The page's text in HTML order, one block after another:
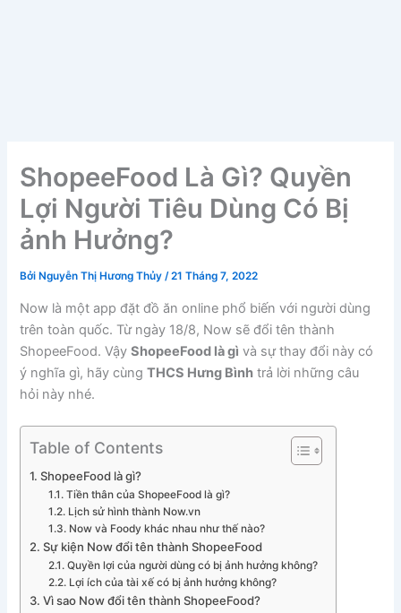
ShopeeFood Là Gì? Quyền
Lợi Người Tiêu Dùng Có Bị
ảnh Hưởng?
Bởi Nguyễn Thị Hương Thủy/21 Tháng 7, 2022
Now là một app đặt đồ ăn online phổ biến với người dùng
trên toàn quốc. Từ ngày 18/8, Now sẽ đổi tên thành
ShopeeFood. VậyShopeeFood là gì và sự thay đổi này có
ý nghĩa gì, hãy cùngTHCS Hưng Bình trả lời những câu
hỏi này nhé.
Table of Contents
ShopeeFood là gì?
Tiền thân của ShopeeFood là gì?
Lịch sử hình thành Now.vn
Now và Foody khác nhau như thế nào?
Sự kiện Now đổi tên thành ShopeeFood
Quyền lợi của người dùng có bị ảnh hưởng không?
Lợi ích của tài xế có bị ảnh hưởng không?
Vì sao Now đổi tên thành ShopeeFood?